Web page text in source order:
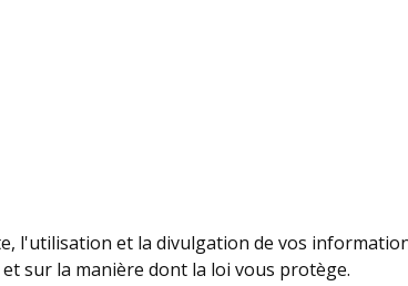
l'utilisation et la divulgation de vos
sur la manière dont la loi vous protège.